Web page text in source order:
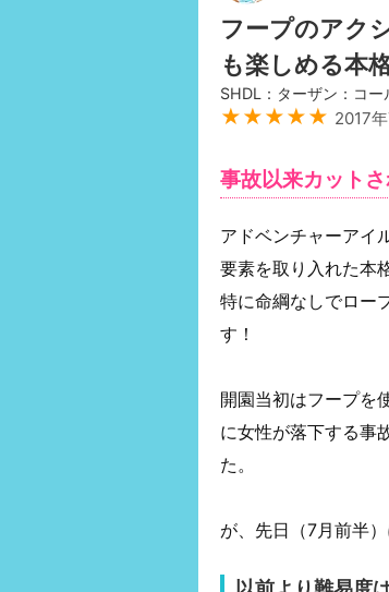
フープのアク
も楽しめる本
SHDL：ターザン：コ
★★★★★ 2017
事故以来カット
アドベンチャーアイ
要素を取り入れた本
特に命綱なしでロー
す！
開園当初はフープを
に女性が落下する事
た。
が、先日（7月前半